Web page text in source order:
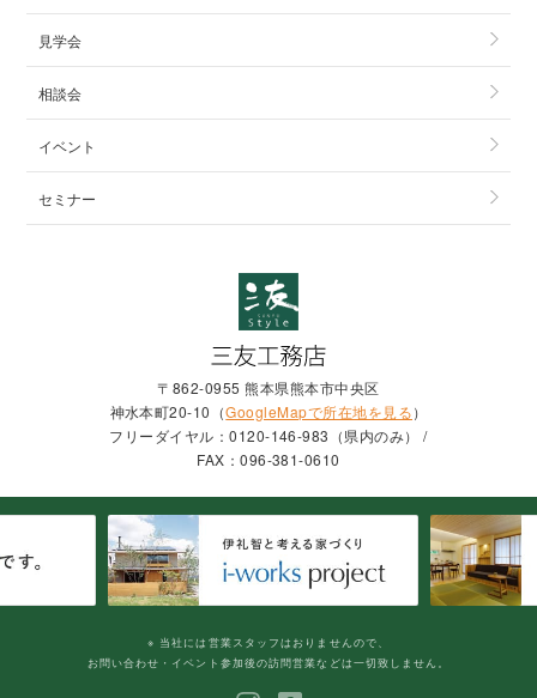
見学会
相談会
イベント
セミナー
〒862-0955 熊本県熊本市中央区
神水本町20-10（GoogleMapで所在地を見る）
フリーダイヤル：0120-146-983（県内のみ） /
FAX：096-381-0610
※ 当社には営業スタッフはおりませんので、
お問い合わせ・イベント参加後の訪問営業などは一切致しません。